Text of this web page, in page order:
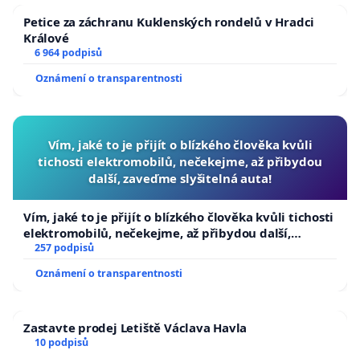
Petice za záchranu Kuklenských rondelů v Hradci
Králové
6 964 podpisů
Oznámení o transparentnosti
Vím, jaké to je přijít o blízkého člověka kvůli
tichosti elektromobilů, nečekejme, až přibydou
další, zaveďme slyšitelná auta!
Vím, jaké to je přijít o blízkého člověka kvůli tichosti
elektromobilů, nečekejme, až přibydou další,
zaveďme slyšitelná auta!
257 podpisů
Oznámení o transparentnosti
Zastavte prodej Letiště Václava Havla
10 podpisů